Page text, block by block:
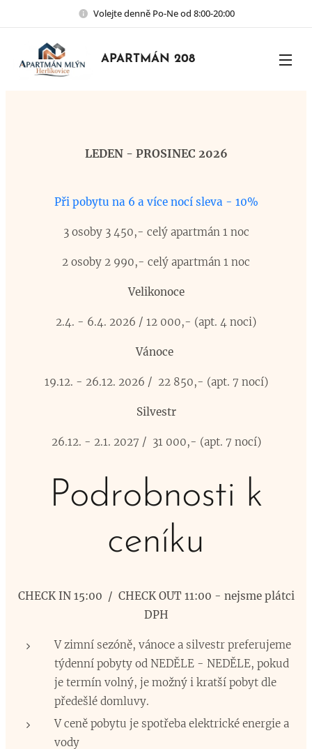
Volejte denně Po-Ne od 8:00-20:00
APARTMÁN 208
LEDEN - PROSINEC 2026
Při pobytu na 6 a více nocí sleva - 10%
3 osoby 3 450,- celý apartmán 1 noc
2 osoby 2 990,- celý apartmán 1 noc
Velikonoce
2.4. - 6.4. 2026 / 12 000,- (apt. 4 noci)
Vánoce
19.12. - 26.12. 2026 / 22 850,- (apt. 7 nocí)
Silvestr
26.12. - 2.1. 2027 / 31 000,- (apt. 7 nocí)
Podrobnosti k
ceníku
CHECK IN 15:00 / CHECK OUT 11:00 - nejsme plátci
DPH
V zimní sezóně, vánoce a silvestr preferujeme
týdenní pobyty od NEDĚLE - NEDĚLE, pokud
je termín volný, je možný i kratší pobyt dle
předešlé domluvy.
V ceně pobytu je spotřeba elektrické energie a
vody